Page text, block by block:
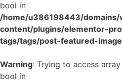
bool in
/home/u386198443/
content/plugins/elementor-
tags/tags/post-featured-
Warning: Trying to access
bool in